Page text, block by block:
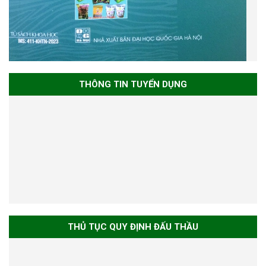
THÔNG TIN TUYỂN DỤNG
THỦ TỤC QUY ĐỊNH ĐẤU THẦU